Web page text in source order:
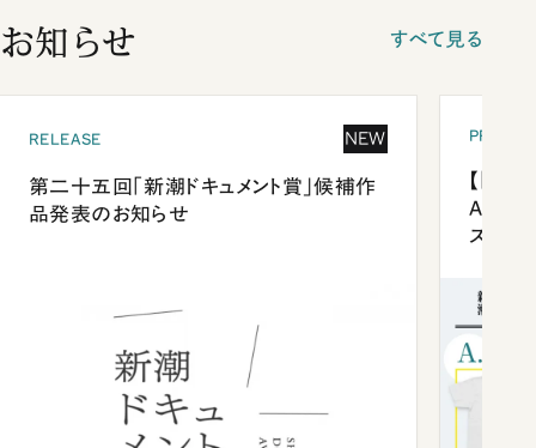
お知らせ すべて見る
RELEASE NEW
第二十五回「新潮ドキュメント賞」候補作
品発表のお知らせ
【「新
ズプレ